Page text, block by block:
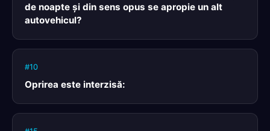
de noapte şi din sens opus se apropie un alt
autovehicul?
#10
Oprirea este interzisă: